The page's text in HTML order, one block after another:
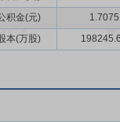
积金(元)
1.7075
本(万股)